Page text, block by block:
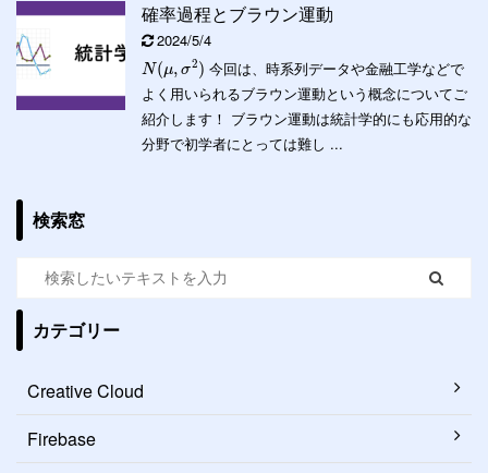
確率過程とブラウン運動
2024/5/4
N (μ, σ2) 今回は、時系列データや金融工学などで
よく用いられるブラウン運動という概念についてご
紹介します！ ブラウン運動は統計学的にも応用的な
分野で初学者にとっては難し ...
検索窓
カテゴリー
Creative Cloud
Firebase